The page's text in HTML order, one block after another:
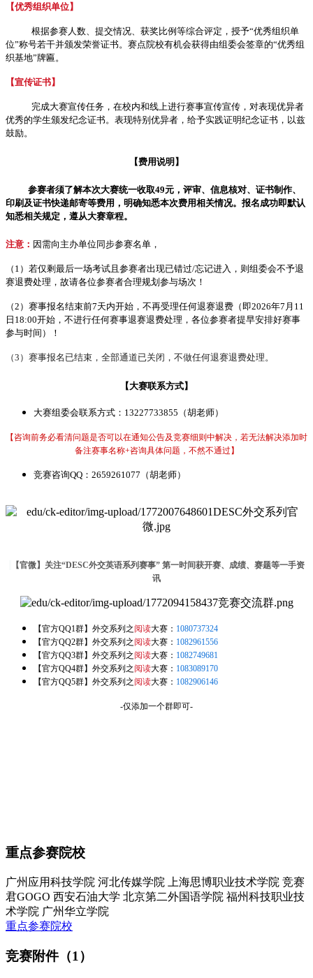
【优秀组织单位】
根据参赛人数、提交情况、获奖比例等综合评定，授予“优秀组织单
位”称号若干并颁发荣誉证书。赛点院校有机会获得由组委会签章的“优秀组
织基地”牌匾。
【宣传证书】
完成大赛宣传任务，在校内和线上进行赛事宣传宣传，对表现优异者
优秀的学生颁发纪念证书。表现特别优异者，给予实践证明纪念证书，以兹
鼓励。
【费用说明】
参赛者须了解本次大赛统一收取49元，评审、信息核对、证书制作、
印刷及证书快递邮寄等费用，明确知悉本次费用相关情况。报名成功即默认
知悉相关规定，遵从大赛章程。
注意： 因需向主办单位同步参赛名单，
（1）若仅剩最后一场考试且参赛者出现已错过/忘记进入，则组委会不予退
赛退费处理，故请各位参赛者合理规划参与场次！
（2）赛事报名结束前7天内开始，不再受理任何退赛退费（即2026年7月11
日18:00开始，不进行任何赛事退赛退费处理，各位参赛者提早安排好赛事
参与时间）！
（3）赛事报名已结束，全部通道已关闭，不做任何退赛退费处理。
【大赛联系方式】
大赛组委会联系方式：13227733855（胡老师）
【咨询前务必看清问题是否可以在通知公告及竞赛细则中解决，若无法解决添加时
备注赛事名称+咨询具体问题，不然不通过】
竞赛咨询QQ：2659261077（胡老师）
【官微】关注“DESC外交英语系列赛事” 第一时间获开赛、成绩、赛题等一手资
讯
【官方QQ1群】外交系列之阅读大赛： 1080737324
【官方QQ2群】外交系列之阅读大赛： 1082961556
【官方QQ3群】外交系列之阅读大赛： 1082749681
【官方QQ4群】外交系列之阅读大赛： 1083089170
【官方QQ5群】外交系列之阅读大赛： 1082906146
-仅添加一个群即可-
重点参赛院校
广州应用科技学院 河北传媒学院 上海思博职业技术学院 竞赛
君GOGO 西安石油大学 北京第二外国语学院 福州科技职业技
术学院 广州华立学院
重点参赛院校
竞赛附件（1）